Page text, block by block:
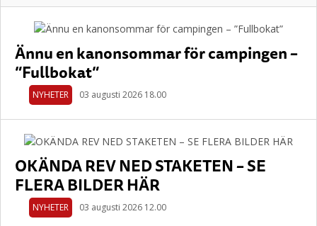
Ännu en kanonsommar för campingen –
”Fullbokat”
NYHETER 03 augusti 2026 18.00
OKÄNDA REV NED STAKETEN – SE
FLERA BILDER HÄR
NYHETER 03 augusti 2026 12.00